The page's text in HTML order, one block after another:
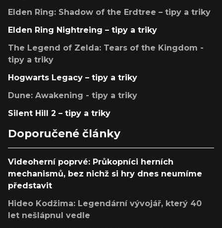
Elden Ring: Shadow of the Erdtree – tipy a triky
Elden Ring Nightreing – tipy a triky
The Legend of Zelda: Tears of the Kingdom -
tipy a triky
Hogwarts Legacy – tipy a triky
Dune: Awakening - tipy a triky
Silent Hill 2 – tipy a triky
Doporučené články
Videoherní poprvé: Průkopníci herních
mechanismů, bez nichž si hry dnes neumíme
představit
Hideo Kodžima: Legendární vývojář, který 40
let nešlápnul vedle